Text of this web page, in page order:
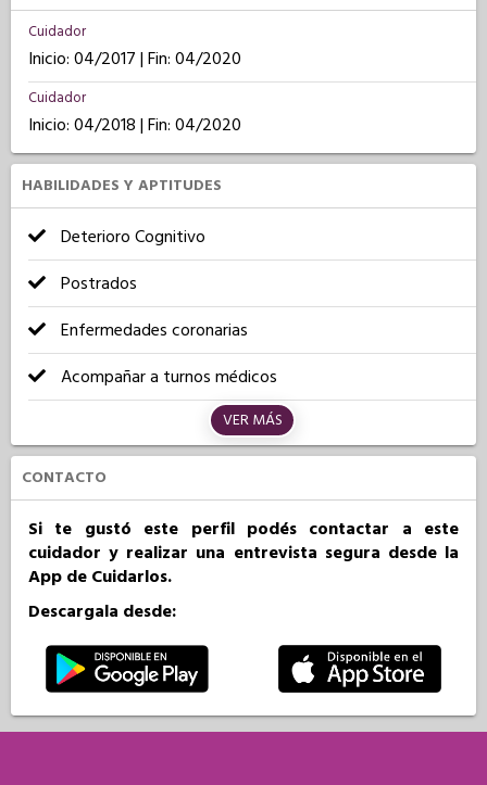
Cuidador
Inicio: 04/2017 | Fin: 04/2020
Cuidador
Inicio: 04/2018 | Fin: 04/2020
HABILIDADES Y APTITUDES
Deterioro Cognitivo
Postrados
Enfermedades coronarias
Acompañar a turnos médicos
VER MÁS
CONTACTO
Si te gustó este perfil podés contactar a este
cuidador y realizar una entrevista segura desde la
App de Cuidarlos.
Descargala desde: